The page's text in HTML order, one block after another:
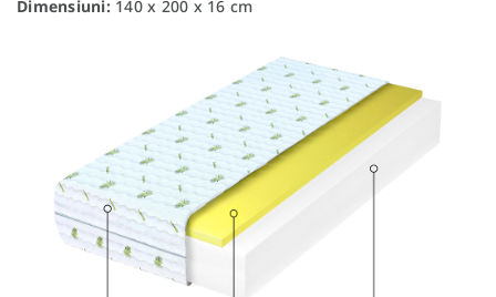
Dimensiuni: 140 x 200 x 16 cm